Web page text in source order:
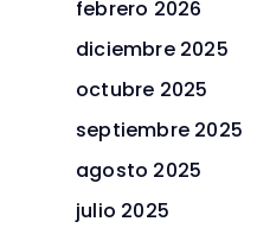
febrero 2026
diciembre 2025
octubre 2025
septiembre 2025
agosto 2025
julio 2025